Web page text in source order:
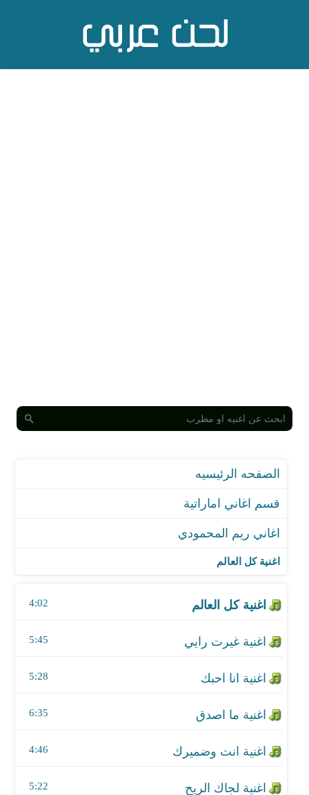
قسم اغاني اماراتية
اغنية كل العالم
اغنية كل العالم
4:02
اغنية غيرت رايي
5:45
اغنية انا احبك
5:28
6:35
4:46
5:22
اغنية بدري
اغنية جسر التواصل
اغنية ولايهمك